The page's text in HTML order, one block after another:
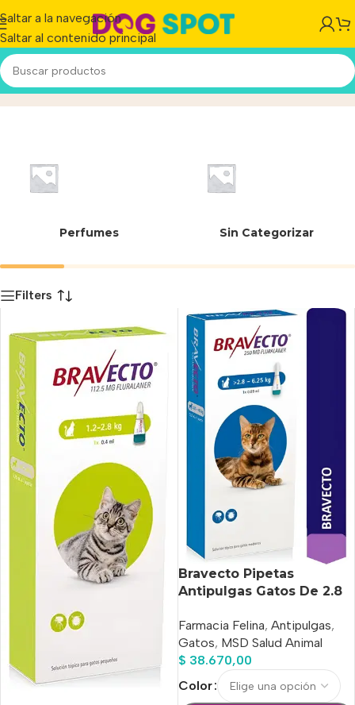
Saltar a la navegación
Saltar al contenido principal
MSD Animal HealthInicio/Producto
Perfumes Sin Categorizar
Filters
Bravecto Pipetas
Antipulgas Gatos De 2.8
Farmacia Felina, Antipulgas,
Gatos, MSD Salud Animal
$ 38.670,00
Color